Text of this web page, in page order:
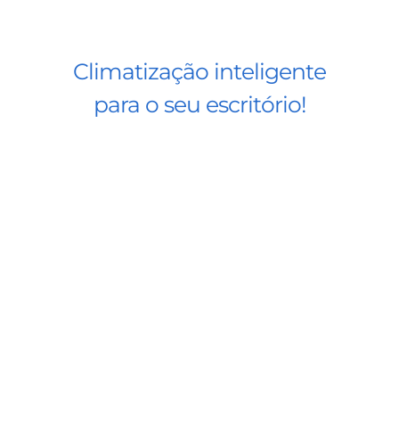
Climatização inteligente
para o seu escritório!